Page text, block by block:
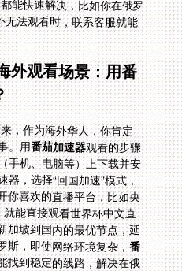
外观看场景：用番
，作为海外华人，你肯定
。用番茄加速器观看的步骤
很简单：首先，在你的设备（手机、电脑等）上下载并安
器，选择“回国加速”模式，
接着打开你喜欢的直播平台，比如央
者B站，就能直接观看世界杯中文直
，选择新加坡到国内的最优节点，延
斯，即使网络环境复杂，番
找到稳定的线路，解决在俄
法播放的问题。而且，因为支持
和家人一起，在不同设备上观看